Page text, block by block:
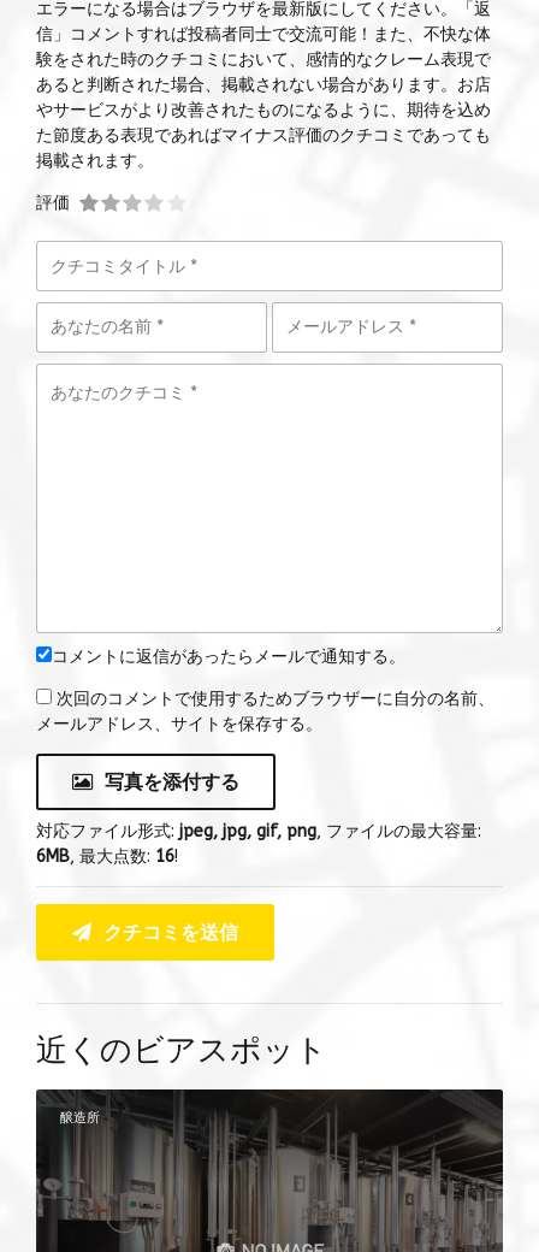
エラーになる場合はブラウザを最新版にしてください。「返
信」コメントすれば投稿者同士で交流可能！また、不快な体
験をされた時のクチコミにおいて、感情的なクレーム表現で
あると判断された場合、掲載されない場合があります。お店
やサービスがより改善されたものになるように、期待を込め
た節度ある表現であればマイナス評価のクチコミであっても
掲載されます。
評価
コメントに返信があったらメールで通知する。
次回のコメントで使用するためブラウザーに自分の名前、
メールアドレス、サイトを保存する。
写真を添付する
対応ファイル形式: jpeg, jpg, gif, png, ファイルの最大容量:
6MB, 最大点数: 16!
クチコミを送信
近くのビアスポット
醸造所